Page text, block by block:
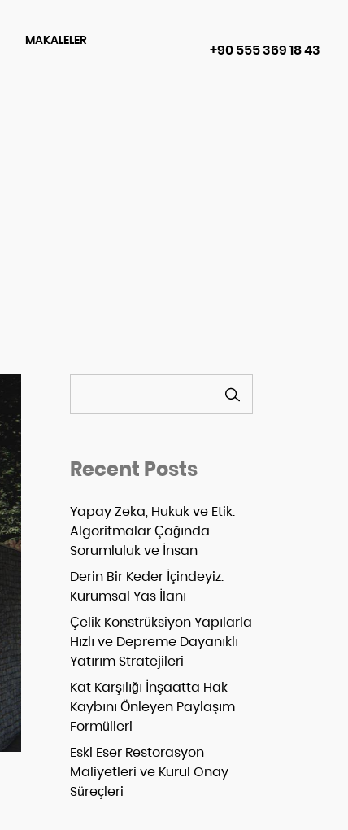
MAKALELER
+90 555 369 18 43
Recent Posts
Yapay Zeka, Hukuk ve Etik:
Algoritmalar Çağında
Sorumluluk ve İnsan
Derin Bir Keder İçindeyiz:
Kurumsal Yas İlanı
Çelik Konstrüksiyon Yapılarla
Hızlı ve Depreme Dayanıklı
Yatırım Stratejileri
Kat Karşılığı İnşaatta Hak
Kaybını Önleyen Paylaşım
Formülleri
Eski Eser Restorasyon
Maliyetleri ve Kurul Onay
Süreçleri